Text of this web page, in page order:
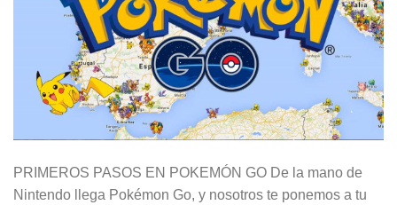
PRIMEROS PASOS EN POKEMÓN GO De la mano de
Nintendo llega Pokémon Go, y nosotros te ponemos a tu